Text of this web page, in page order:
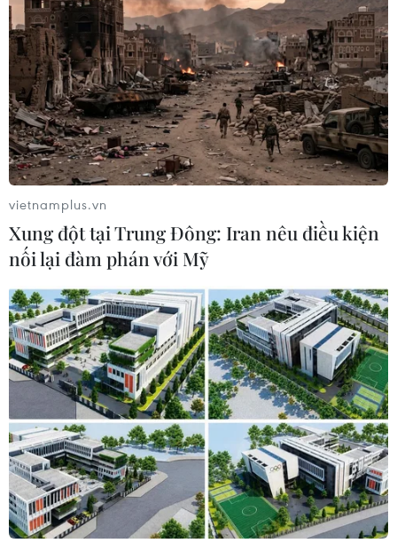
TIN CÙNG CHUYÊN MỤC
Trung Quốc đẩy mạnh tài chính số,
từng bước phát triển nhân dân tệ kỹ
thuật số
10/08/2026 15:54
Tổng Bí thư, Chủ tịch nước
Tô Lâm đến thủ đô Canberra
10/08/2026 15:25
Tổng Bí thư, Chủ tịch nước Tô Lâm
vietnamplus.vn
Xung đột tại Trung Đông: Iran nêu điều kiện
nối lại đàm phán với Mỹ